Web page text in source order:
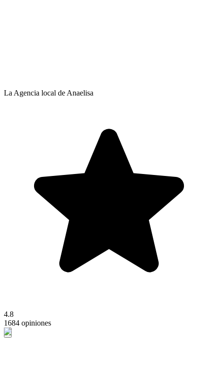
La Agencia local de Anaelisa
4.8
1684 opiniones